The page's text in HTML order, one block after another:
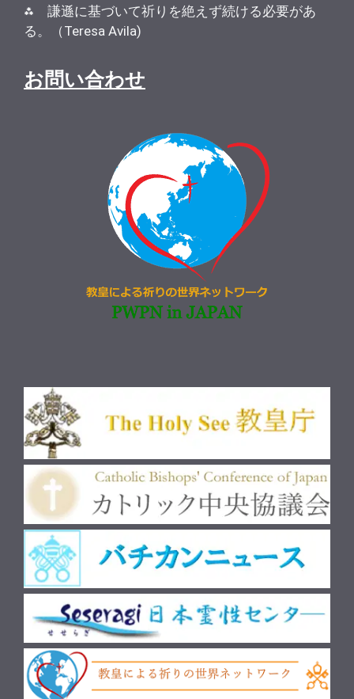
⁂ 謙遜に基づいて祈りを絶えず続ける必要があ
る。（Teresa Avila)
お問い合わせ